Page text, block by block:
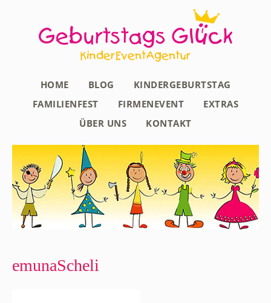
HOME BLOG
KINDERGEBURTSTAG
FAMILIENFEST
FIRMENEVENT
EXTRAS
ÜBER UNS
KONTAKT
emunaScheli